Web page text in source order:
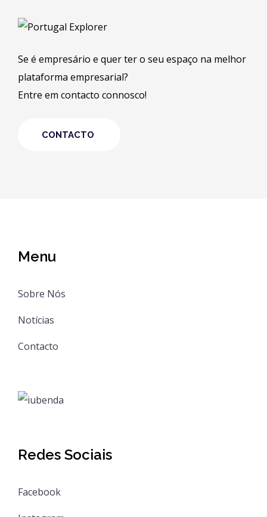
Menu
Sobre Nós
Notícias
Contacto
Redes Sociais
Facebook
Se é empresário e quer ter o seu espaço na melhor
plataforma empresarial?
Entre em contacto connosco!
CONTACTO